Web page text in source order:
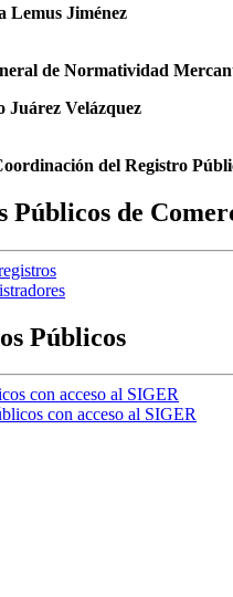
Lemus Jiménez
de Normatividad
Velázquez
del Registro
Públicos de
Públicos
con acceso al SIGER
con acceso al SIGER